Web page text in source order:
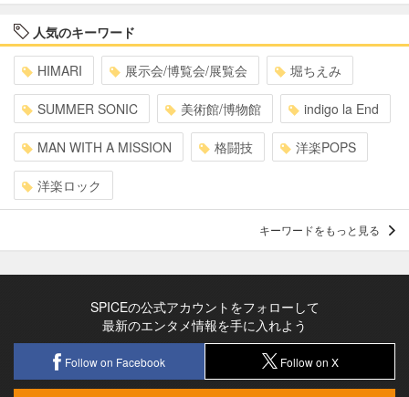
人気のキーワード
HIMARI 展示会/博覧会/展覧会 堀ちえみ
SUMMER SONIC 美術館/博物館 indigo la End
MAN WITH A MISSION 格闘技 洋楽POPS
洋楽ロック
キーワードをもっと見る
SPICEの公式アカウントをフォローして
最新のエンタメ情報を手に入れよう
Follow on Facebook Follow on X